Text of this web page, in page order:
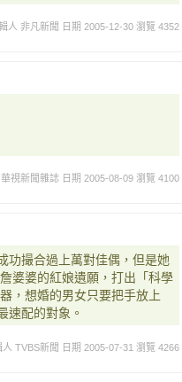
人 非凡新聞 日期 2005-12-30 瀏覽 4352
視新聞雜誌 日期 2005-08-09 瀏覽 4100
功撮合過上萬對佳偶，但是她
婆婆的紅娘遺願，打出「科學
，想婚的男女只要把手放上
速配的對象。
人 TVBS新聞 日期 2005-07-31 瀏覽 4266